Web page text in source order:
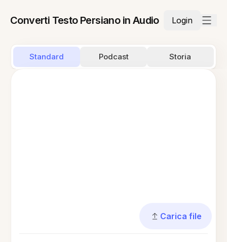
Converti Testo Persiano in Audio Login
Standard Podcast Storia
Carica file